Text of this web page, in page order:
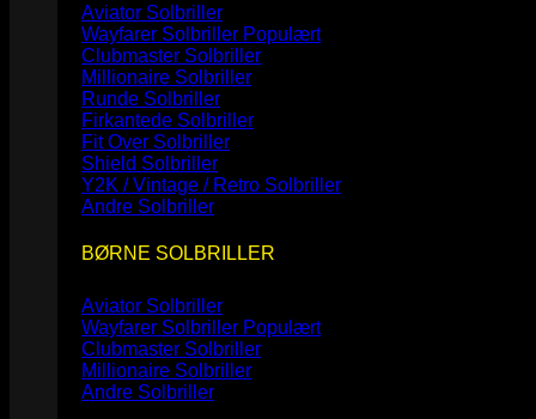
Aviator Solbriller
Wayfarer Solbriller
Clubmaster Solbriller
Millionaire Solbriller
Runde Solbriller
Firkantede Solbriller
Fit Over Solbriller
Shield Solbriller
Y2K / Vintage / Retro Solbriller
Andre Solbriller
BØRNE SOLBRILLER
Aviator Solbriller
Wayfarer Solbriller
Clubmaster Solbriller
Millionaire Solbriller
Andre Solbriller